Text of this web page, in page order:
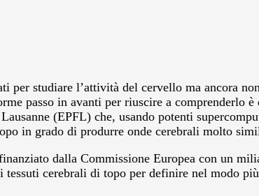
per studiare l’attività del cervello ma ancora
passo in avanti per riuscire a comprenderlo
(EPFL) che, usando potenti
in grado di produrre onde cerebrali molto
dalla Commissione Europea con un
cerebrali di topo per definire nel modo